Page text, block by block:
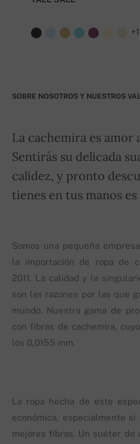
+1
SOBRE NOSOTROS Y NUESTROS
La cachemira es
Sentirás su delicada
calidez, y pronto
tienes en tus manos
Somos una pequeña
la importación de ropa de
2011. La calidad y la
son las razones por las que
mundo. Nuestra gama de
con fibras de cachemira,
los 0,0155 mm.
La ropa hecha de este
económica, especialmente
mejores fibras. Un suéter de